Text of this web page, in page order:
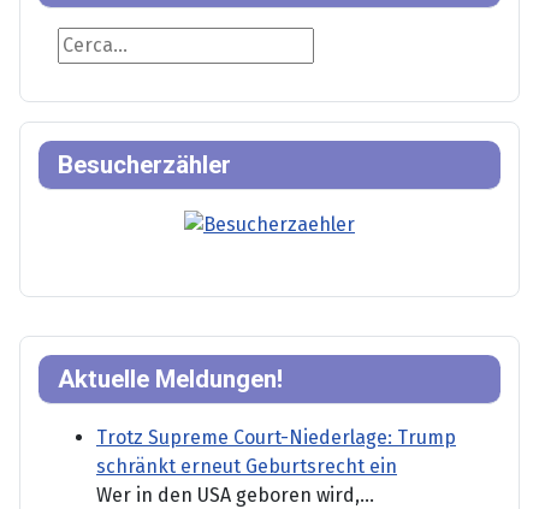
Aktuelle Meldungen!
Trotz Supreme Court-Niederlage: Trump
schränkt erneut Geburtsrecht ein
Wer in den USA geboren wird,...
Suche
Besucherzähler